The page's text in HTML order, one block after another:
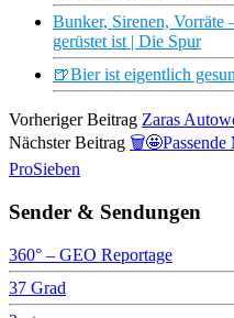
Bunker, Sirenen, Vorräte
gerüstet ist | Die Spur
🍺Bier ist eigentlich
Vorheriger Beitrag Zaras
Nächster Beitrag 🗑🤩Passende
ProSieben
Sender & Sendungen
360° – GEO Reportage
37 Grad